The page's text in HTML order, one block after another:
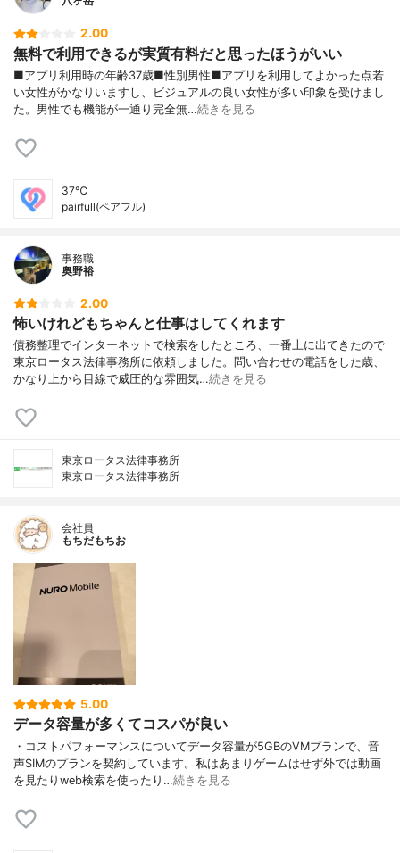
2.00
無料で利用できるが実質有料だと思ったほうがいい
■アプリ利用時の年齢37歳■性別男性■アプリを利用してよかった点若
い女性がかなりいますし、ビジュアルの良い女性が多い印象を受けまし
た。男性でも機能が一通り完全無…続きを見る
37℃
pairfull(ペアフル)
事務職
奥野裕
2.00
怖いけれどもちゃんと仕事はしてくれます
債務整理でインターネットで検索をしたところ、一番上に出てきたので
東京ロータス法律事務所に依頼しました。問い合わせの電話をした歳、
かなり上から目線で威圧的な雰囲気…続きを見る
東京ロータス法律事務所
東京ロータス法律事務所
会社員
もちだもちお
5.00
データ容量が多くてコスパが良い
・コストパフォーマンスについてデータ容量が5GBのVMプランで、音
声SIMのプランを契約しています。私はあまりゲームはせず外では動画
を見たりweb検索を使ったり…続きを見る